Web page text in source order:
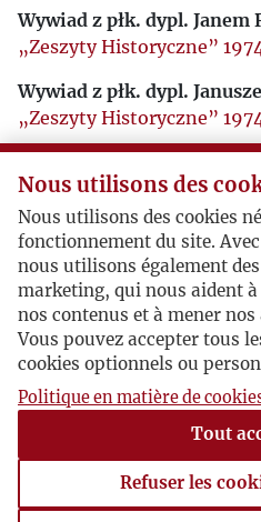
Wywiad z płk. dypl. Janem
„Zeszyty Historyczne”
Wywiad z płk. dypl.
„Zeszyty Historyczne”
warszawskiego
„Zeszyty Historyczne”
Wywiad z płk. dypl.
Osmeckim
„Zeszyty Historyczne”
Przystąpienie Anglii do
„Zeszyty Historyczne”
Wywiad z gen. bryg.
„Zeszyty Historyczne”
Brytyjskie służby
Nous utilisons des
Nous utilisons des cookies
fonctionnement du site.
nous utilisons également
marketing, qui nous aident
nos contenus et à mener
Vous pouvez accepter tous
cookies optionnels ou
Politique en matière de
Tout
Refuser les